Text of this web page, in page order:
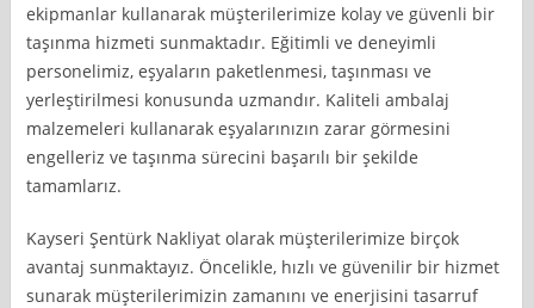
ekipmanlar kullanarak müşterilerimize kolay ve güvenli bir
taşınma hizmeti sunmaktadır. Eğitimli ve deneyimli
personelimiz, eşyaların paketlenmesi, taşınması ve
yerleştirilmesi konusunda uzmandır. Kaliteli ambalaj
malzemeleri kullanarak eşyalarınızın zarar görmesini
engelleriz ve taşınma sürecini başarılı bir şekilde
tamamlarız.
Kayseri Şentürk Nakliyat olarak müşterilerimize birçok
avantaj sunmaktayız. Öncelikle, hızlı ve güvenilir bir hizmet
sunarak müşterilerimizin zamanını ve enerjisini tasarruf